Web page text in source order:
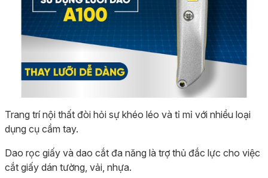
Trang trí nội thất đòi hỏi sự khéo léo và tỉ mỉ với nhiều loại
dụng cụ cầm tay.
Dao rọc giấy và dao cắt đa năng là trợ thủ đắc lực cho việc
cắt giấy dán tường, vải, nhựa.